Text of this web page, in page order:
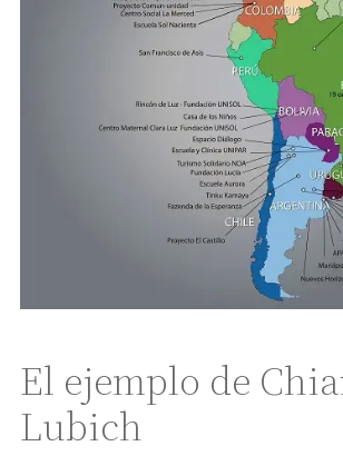
El ejemplo de
Lubich